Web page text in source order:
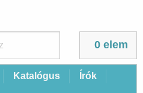
0 elem
Katalógus Írók